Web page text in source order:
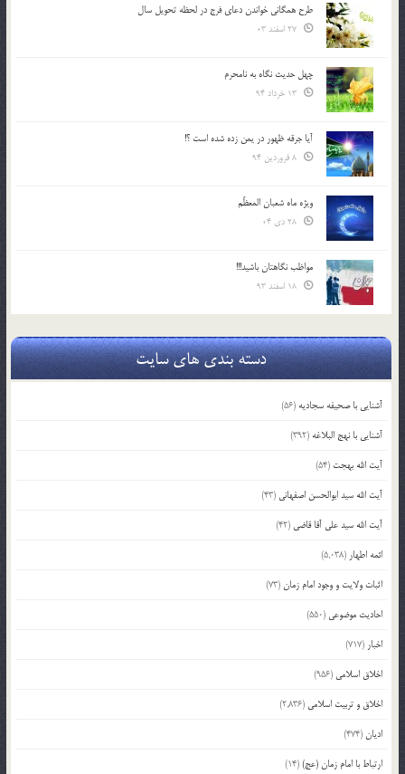
طرح همگانی خواندن دعای فرج در لحظه تحویل سال
چهل حدیث نگاه به نامحرم
آیا جرقه ظهور در یمن زده شده است ؟!
ویژه ماه شعبان المعظّم
مواظب نگاهتان باشید!!!
دسته بندی های سایت
آشنایی با صحیفه سجادیه (56)
آشنایی با نهج البلاغه (392)
آیت الله بهجت (54)
آیت الله سید ابوالحسن اصفهانی (43)
آیت الله سید علی آقا قاضی (42)
ائمه اطهار (5,038)
اثبات ولایت و وجود امام زمان(73)
احادیث موضوعی (550)
اخبار (717)
اخلاق اسلامی (956)
اخلاق و تربیت اسلامی (2,836)
ادیان(474)
ارتباط با امام زمان (عج)(14)